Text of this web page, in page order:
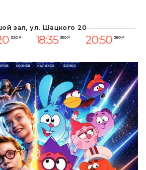
зал, ул. Шацкого 20
320 ₽ 18:35 350 ₽ 20:50 350 ₽